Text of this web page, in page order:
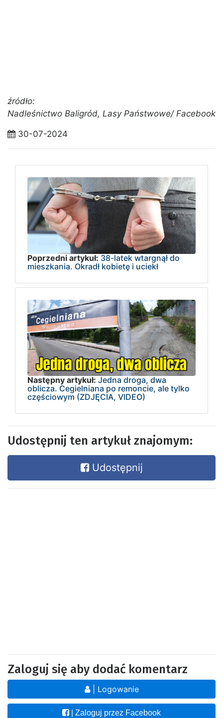
źródło:
Nadleśnictwo Baligród, Lasy Państwowe/ Facebook
30-07-2024
Poprzedni artykuł: 38-latek wtargnął do
mieszkania. Okradł kobietę i uciekł
Następny artykuł: Jedna droga, dwa
oblicza. Cegielniana po remoncie, ale tylko
częściowym (ZDJĘCIA, VIDEO)
Udostępnij ten artykuł znajomym:
Udostępnij
Zaloguj się aby dodać komentarz
| Logowanie
| Zaloguj przez Facebook